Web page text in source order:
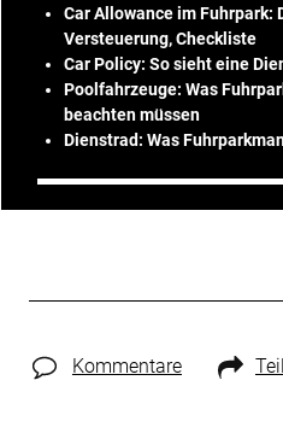
Car Allowance im Fuhrpark:
Versteuerung, Checkliste
Car Policy: So sieht eine
Poolfahrzeuge: Was
beachten müssen
Dienstrad: Was
Kommentare